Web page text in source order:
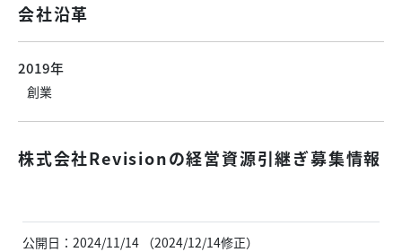
会社沿革
2019年
創業
株式会社Revisionの経営資源引継ぎ募集情報
公開日：2024/11/14 （2024/12/14修正）